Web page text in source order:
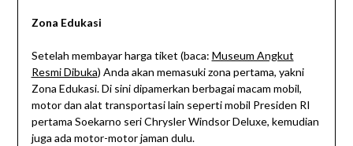
Zona Edukasi
Setelah membayar harga tiket (baca: Museum Angkut
Resmi Dibuka) Anda akan memasuki zona pertama, yakni
Zona Edukasi. Di sini dipamerkan berbagai macam mobil,
motor dan alat transportasi lain seperti mobil Presiden RI
pertama Soekarno seri Chrysler Windsor Deluxe, kemudian
juga ada motor-motor jaman dulu.